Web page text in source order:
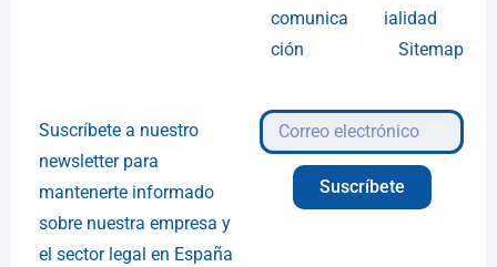
comunica
ción
ialidad
Sitemap
Suscríbete a nuestro
newsletter para
mantenerte informado
sobre nuestra empresa y
el sector legal en España
Suscríbete